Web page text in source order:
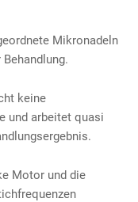
Mikronadeln
keine
und arbeitet quasi
Motor und die